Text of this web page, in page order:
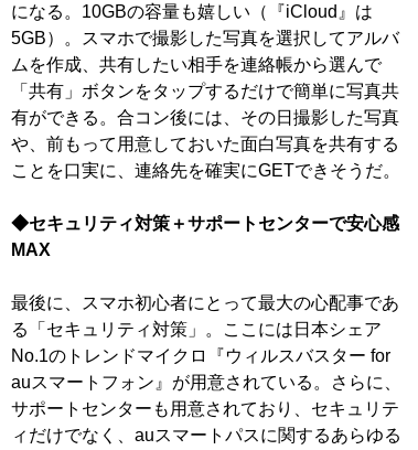
になる。10GBの容量も嬉しい（『iCloud』は
5GB）。スマホで撮影した写真を選択してアルバ
ムを作成、共有したい相手を連絡帳から選んで
「共有」ボタンをタップするだけで簡単に写真共
有ができる。合コン後には、その日撮影した写真
や、前もって用意しておいた面白写真を共有する
ことを口実に、連絡先を確実にGETできそうだ。
◆セキュリティ対策＋サポートセンターで安心感
MAX
最後に、スマホ初心者にとって最大の心配事であ
る「セキュリティ対策」。ここには日本シェア
No.1のトレンドマイクロ『ウィルスバスター for
auスマートフォン』が用意されている。さらに、
サポートセンターも用意されており、セキュリテ
ィだけでなく、auスマートパスに関するあらゆる